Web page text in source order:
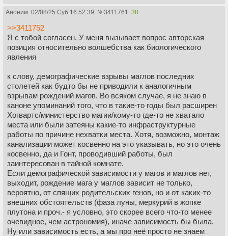
Аноним 02/08/25 Суб 16:52:39 №3411761 38
>>3411752
Я с тобой согласен. У меня вызывает вопрос авторская
позиция относительно волшебства как биологического
явления
к слову, демографические взрывы маглов последних
столетей как будто бы не приводили к аналогичным
взрывам рождений магов. Во всяком случае, я не знаю в
каноне упоминаний того, что в такие-то годы был расширен
Хогвартс/министерство магии/кому-то где-то не хватало
места или были затеяны какие-то инфраструктурные
работы по причине нехватки места. Хотя, возможно, монтаж
канализации может косвенно на это указывать, но это очень
косвенно, да и Гонт, проводивший работы, был
заинтересован в тайной комнате.
Если демографической зависимости у магов и маглов нет,
выходит, рождение мага у маглов зависит не только,
вероятно, от спящих родительских генов, но и от каких-то
внешних обстоятельств (фаза луны, меркурий в жопке
плутона и проч.- я условно, это скорее всего что-то менее
очевидное, чем астрономия), иначе зависимость бы была.
Ну или зависимость есть, а мы про неё просто не знаем